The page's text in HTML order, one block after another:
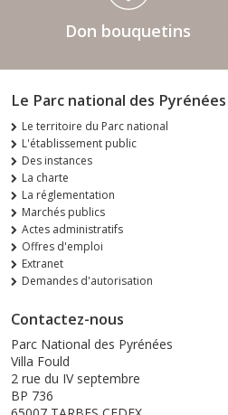
Don bouquetins
Le Parc national des Pyrénées
Le territoire du Parc national
L'établissement public
Des instances
La charte
La réglementation
Marchés publics
Actes administratifs
Offres d'emploi
Extranet
Demandes d'autorisation
Contactez-nous
Parc National des Pyrénées
Villa Fould
2 rue du IV septembre
BP 736